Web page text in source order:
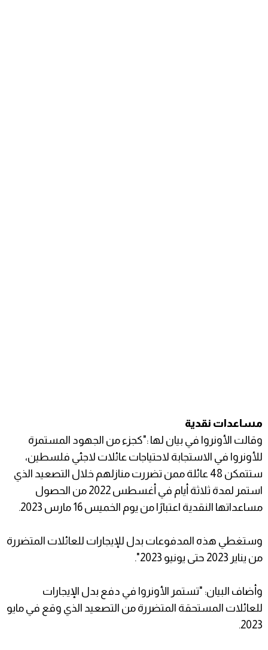
مساعدات نقدية
وقالت الأونروا في بيان لها :"كجزء من الجهود المستمرة
للأونروا في الاستجابة لاحتياجات عائلات لاجئي فلسطين،
ستتمكن 48 عائلة ممن تضررت منازلهم خلال التصعيد الذي
استمر لمدة ثلاثة أيام في أغسطس 2022 من الحصول
مساعداتها النقدية اعتبارًا من يوم الخميس 16 مارس 2023.
وستغطي هذه المدفوعات بدل للإيجارات للعائلات المتضررة
من يناير 2023 حتى يونيو 2023".
وأضاف البيان: "تستمر الأونروا في دفع بدل الإيجارات
للعائلات المستحقة المتضررة من التصعيد الذي وقع في مايو
2023.